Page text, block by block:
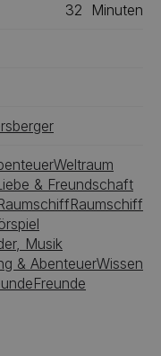
Lennard
überraschend
Familie
32 Minuten
Weltraum
& Freundschaft
Raumschiff
Musik
& AbenteuerWissen
Freunde